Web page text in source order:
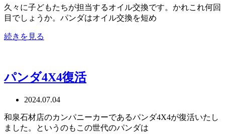
久々に子どもたちが担当するオイル交換です。かれこれ何回
目でしょうか。パンダはオイル交換を短め
続きを見る
パンダ4X4復活
2024.07.04
和泉石材店のカンパニーカーであるパンダ4X4が復活いたし
ました。というのもこの世代のパンダは